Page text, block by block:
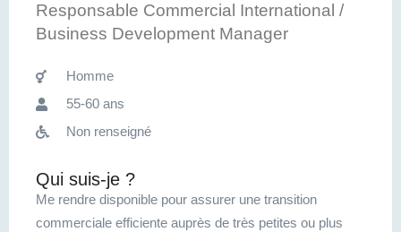
Responsable Commercial International /
Business Development Manager
Homme
55-60 ans
Non renseigné
Qui suis-je ?
Me rendre disponible pour assurer une transition
commerciale efficiente auprès de très petites ou plus